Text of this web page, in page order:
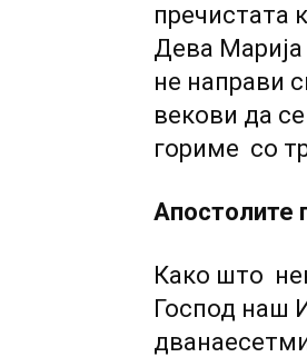
пречистата
Дева Марија
не направи
векови да
гориме со
Апостолите
Како што
Господ наш